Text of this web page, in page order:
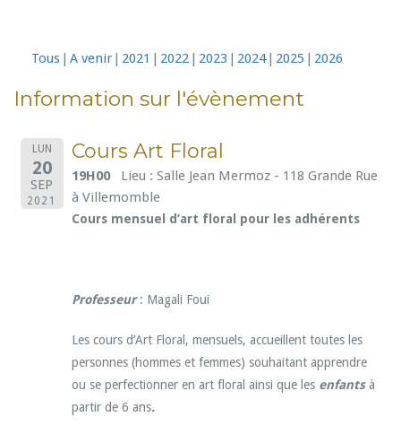
Tous A venir 2021 2022 2023 2024 2025 2026
Information sur l'évènement
LUN
20
SEP
2021
Cours Art Floral
19H00
Lieu : Salle Jean Mermoz - 118 Grande Rue
à Villemomble
Cours mensuel d’art floral pour les adhérents
Professeur: Magali Foui
Les cours d’Art Floral, mensuels, accueillent toutes les
personnes (hommes et femmes) souhaitant apprendre
ou se perfectionner en art floral ainsi que les enfantsà
partir de 6 ans.